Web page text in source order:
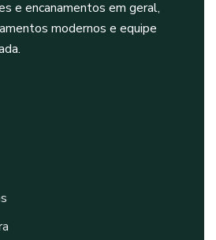
e encanamentos em geral,
modernos e equipe